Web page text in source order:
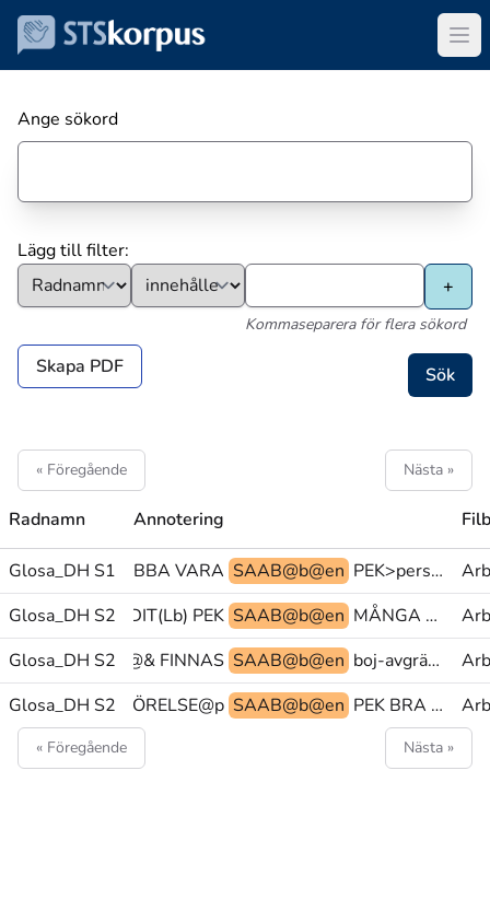
Ange sökord
Lägg till filter:
Kommaseparera för flera sökord
Skapa PDF
« Föregående Nästa »
Radnamn Annotering
Glosa_DH S1
FÖRST(L) JOBBA VARA SAAB@b@en PEK>person MALMÖ@b@en PEK>person
Glosa_DH S2
UT KOMMA-DIT(Lb) PEK SAAB@b@en MÅNGA DÖV(L) INUTI
Glosa_DH S2
EN glosa@& FINNAS SAAB@b@en boj-avgräns@& FABRIK BOJ-AVGRÄNS(da)
Glosa_DH S2
SAAB@b@en PEK BRA VARA|PEK
« Föregående Nästa »